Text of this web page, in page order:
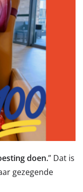
doen.” Dat is
gezegende